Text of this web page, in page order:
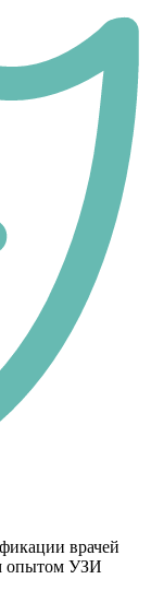
врачей
опытом УЗИ